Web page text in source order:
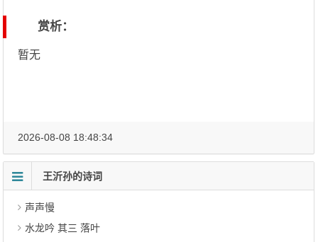
赏析：
暂无
2026-08-08 18:48:34
王沂孙的诗词
声声慢
水龙吟 其三 落叶